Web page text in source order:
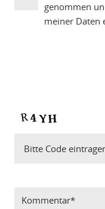
genommen
meiner Daten